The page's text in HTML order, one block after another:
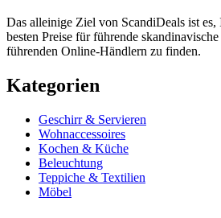
Das alleinige Ziel von ScandiDeals ist es,
besten Preise für führende
führenden Online-Händlern zu finden.
Kategorien
Geschirr & Servieren
Wohnaccessoires
Kochen & Küche
Beleuchtung
Teppiche & Textilien
Möbel